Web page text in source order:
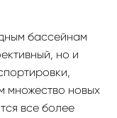
бассейнам
но и
множество новых
все более